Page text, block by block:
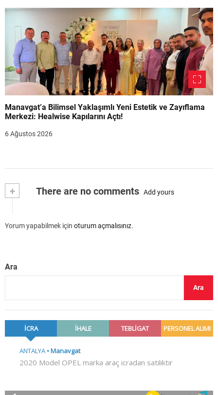
Manavgat’a Bilimsel Yaklaşımlı Yeni Estetik ve Zayıflama
Merkezi: Healwise Kapılarını Açtı!
6 Ağustos 2026
+ There are no comments Add yours
Yorum yapabilmek için oturum açmalısınız.
Ara
Ara